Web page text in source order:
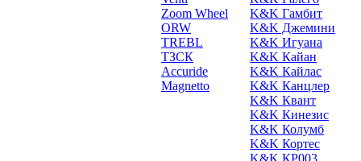
Zoom Wheel
ORW
TREBL
ТЗСК
Accuride
Magnetto
K&K Гамбит
K&K Джемини
K&K Игуана
K&K Кайан
K&K Кайлас
K&K Канцлер
K&K Квант
K&K Кинезис
K&K Колумб
K&K Кортес
K&K КР003